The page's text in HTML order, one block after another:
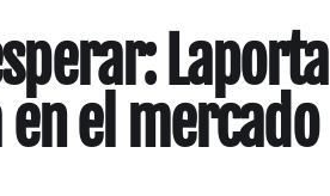
Laporta
el mercado